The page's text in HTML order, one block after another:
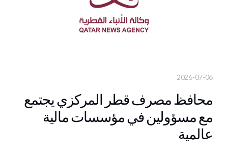
2026-07-06
محافظ مصرف قطر المركزي يجتمع
مع مسؤولين في مؤسسات مالية
عالمية